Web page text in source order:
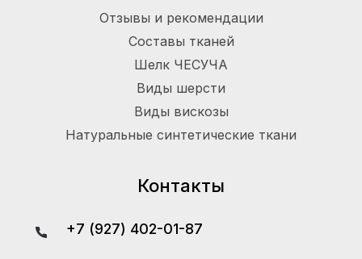
Отзывы и рекомендации
Составы тканей
Шелк ЧЕСУЧА
Виды шерсти
Виды вискозы
Натуральные синтетические ткани
Контакты
+7 (927) 402-01-87